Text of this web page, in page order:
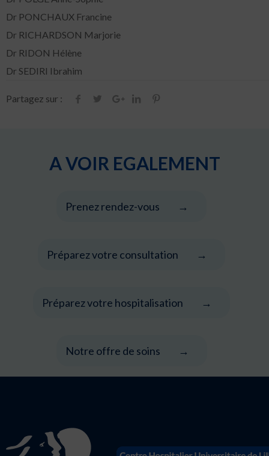
Dr PONCHAUX Francine
Dr RICHARDSON Marjorie
Dr RIDON Hélène
Dr SEDIRI Ibrahim
Partagez sur :
A VOIR EGALEMENT
Prenez rendez-vous
Préparez votre consultation
Préparez votre hospitalisation
Notre offre de soins